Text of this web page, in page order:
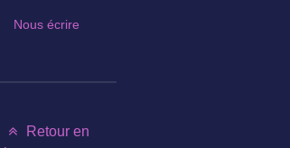
Nous écrire
Retour en